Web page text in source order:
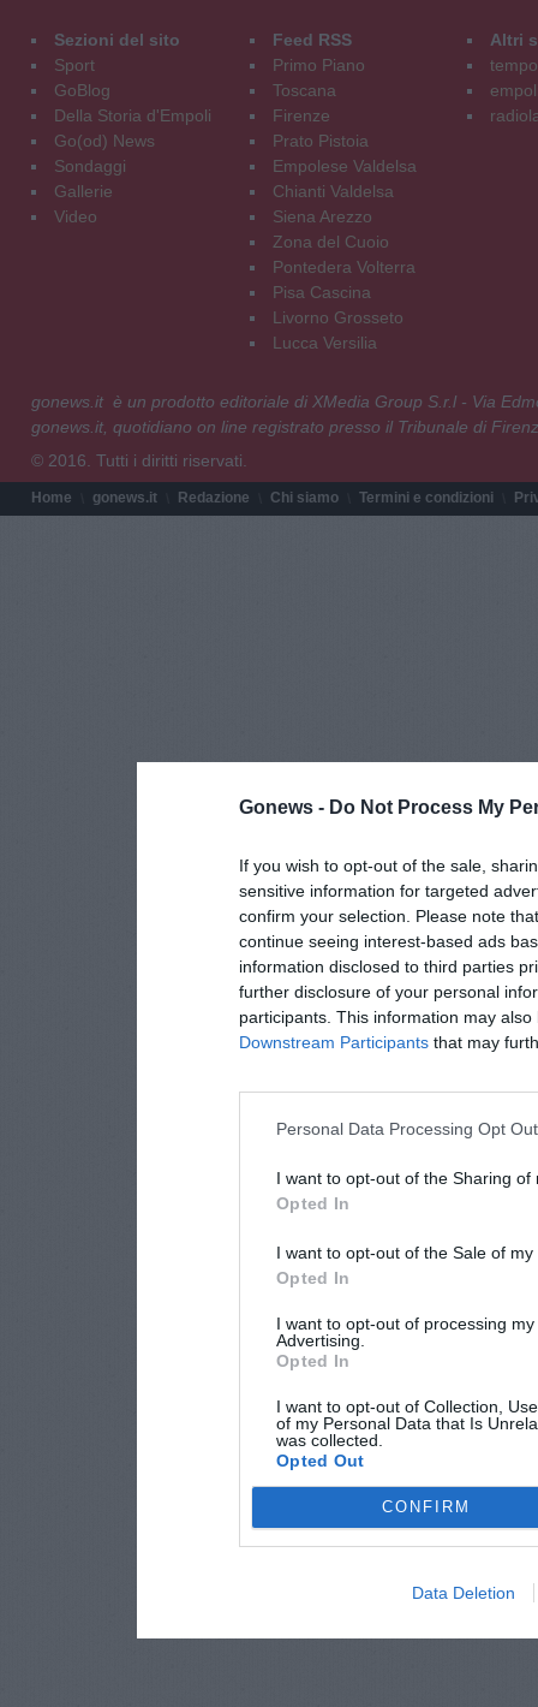
Gonews - Do Not Process My
If you wish to opt-out of the sale,
sensitive information for targeted
confirm your selection. Please note
continue seeing interest-based ads
information disclosed to third parties
further disclosure of your personal
participants. This information may
Downstream Participants that may
Personal Data Processing Opt
I want to opt-out of the Sharing of
Opted In
I want to opt-out of the Sale of
Opted In
I want to opt-out of processing
Advertising.
Opted In
I want to opt-out of Collection,
of my Personal Data that Is
was collected.
Opted Out
CONFIRM
Data Deletion
Sezioni del sito
Sport
GoBlog
Della Storia d'Empoli
Go(od) News
Sondaggi
Gallerie
Video
Feed RSS
Primo Piano
Toscana
Firenze
Prato Pistoia
Empolese Valdelsa
Chianti Valdelsa
Siena Arezzo
Zona del Cuoio
Pontedera Volterra
Pisa Cascina
Livorno Grosseto
Lucca Versilia
Altri
gonews.it è un prodotto editoriale di XMedia Group S.r.l - Via
gonews.it, quotidiano on line registrato presso il Tribunale di
© 2016. Tutti i diritti riservati.
Home gonews.it Redazione Chi siamo Termini e condizioni